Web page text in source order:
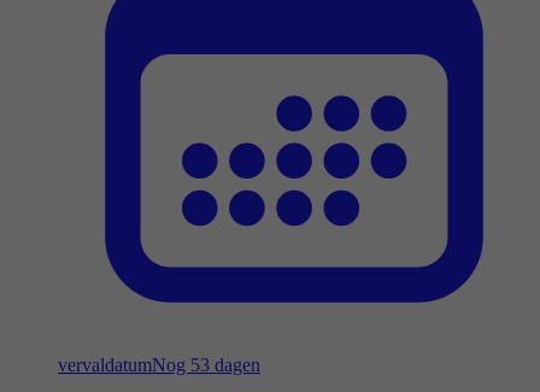
vervaldatumNog 53 dagen